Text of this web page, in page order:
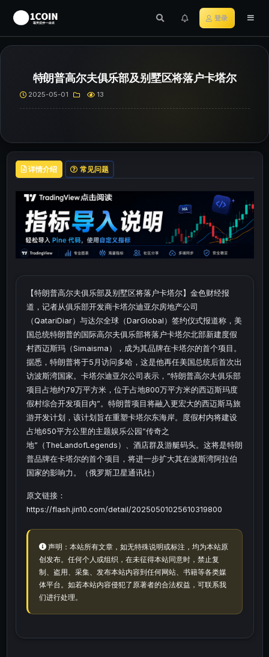
登录
特朗普高尔夫俱乐部及别墅区将落户卡塔尔
2025-05-01 13
详情介绍 常见问题
【特朗普高尔夫俱乐部及别墅区将落户卡塔尔】金色财经报
道，记者从俱乐部开发商卡塔尔迪亚尔房地产公司
（QatariDiar）与达尔全球（DarGlobal）签约仪式报道称，美
国总统特朗普的国际高尔夫俱乐部将落户卡塔尔北部新建度假
村西迈斯玛（Simaisma），成为其品牌在卡塔尔的首个项目。
据悉，特朗普将于5月访问多哈，这是他再任美国总统后首次出
访波斯湾国家。卡塔尔迪亚尔公司表示，”特朗普高尔夫俱乐部
项目占地约79万平方米，位于占地800万平方米的西迈斯玛度
假村综合开发项目内”。特朗普项目将融入更宏大的西迈斯马旅
游开发计划，该计划旨在重塑卡塔尔东海岸。度假村内将建设
占地650平方公里的主题娱乐公园”传奇之
地”（TheLandofLegends）、酒店群及游艇码头。这将是特朗
普品牌在卡塔尔的首个项目，将进一步扩大其在波斯湾阿拉伯
国家的影响力。（俄罗斯卫星通讯社）
原文链接：
https://flash.jin10.com/detail/20250501025610319800
声明：本站所有文章，如无特殊说明或标注，均为本站原
创发布。任何个人或组织，在未征得本站同意时，禁止复
制、盗用、采集、发布本站内容到任何网站、书籍等各类媒
体平台。如若本站内容侵犯了原著者的合法权益，可联系我
们进行处理。